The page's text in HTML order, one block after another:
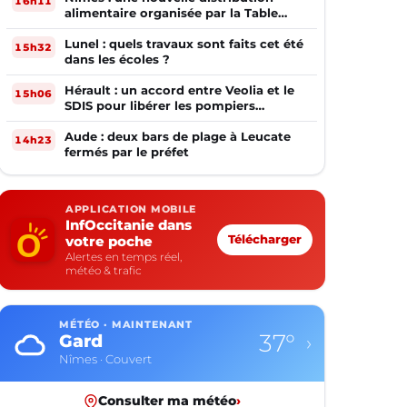
alimentaire organisée par la Table
Ouverte
15h32
Lunel : quels travaux sont faits cet été
dans les écoles ?
15h06
Hérault : un accord entre Veolia et le
SDIS pour libérer les pompiers
volontaires
14h23
Aude : deux bars de plage à Leucate
fermés par le préfet
APPLICATION MOBILE
InfOccitanie dans
votre poche
Alertes en temps réel,
météo & trafic
Télécharger
MÉTÉO · MAINTENANT
Gard
Nîmes · Couvert
37° ›
Consulter ma météo›